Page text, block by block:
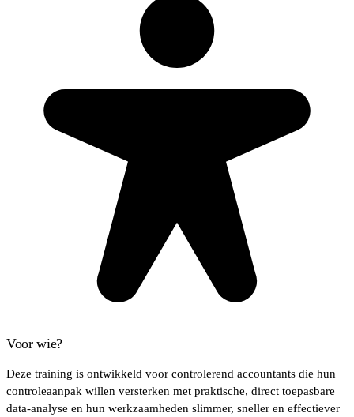
Voor wie?
Deze training is ontwikkeld voor controlerend accountants die hun
controleaanpak willen versterken met praktische, direct toepasbare
data-analyse en hun werkzaamheden slimmer, sneller en effectiever